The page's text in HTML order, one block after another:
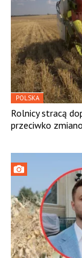
POLSKA
Rolnicy stracą
przeciwko